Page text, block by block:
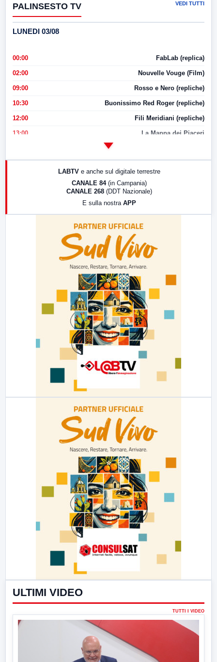
PALINSESTO TV VEDI TUTTI
LUNEDI 03/08
00:00 FabLab (replica)
02:00 Nouvelle Vouge (Film)
09:00 Rosso e Nero (repliche)
10:30 Buonissimo Red Roger (repliche)
12:00 Fili Meridiani (repliche)
13:00 La Mappa dei Piaceri
LABTV e anche sul digitale terrestre
CANALE 84 (in Campania)
CANALE 268 (DDT Nazionale)
E sulla nostra APP
ULTIMI VIDEO
TUTTI I VIDEO